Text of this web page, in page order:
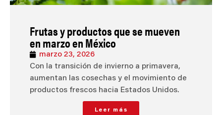
Frutas y productos que se mueven
en marzo en México
marzo 23, 2026
Con la transición de invierno a primavera,
aumentan las cosechas y el movimiento de
productos frescos hacia Estados Unidos.
Leer más